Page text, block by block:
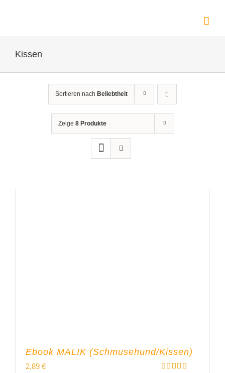
springen
Kissen
Sortieren nach Beliebtheit
Zeige 8 Produkte
Ebook MALIK (Schmusehund/Kissen)
2,89 €